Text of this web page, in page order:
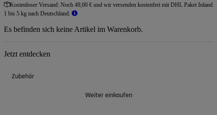
Kostenloser Versand: Noch 49,00 € und wir versenden kostenfrei mit DHL Paket Inland
1 bis 5 kg nach Deutschland.
Es befinden sich keine Artikel im Warenkorb.
Jetzt entdecken
Zubehör
Weiter einkaufen